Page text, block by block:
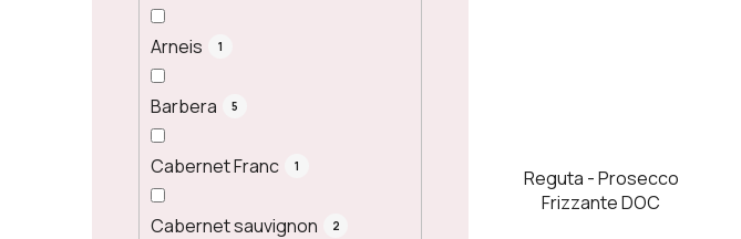
Arneis 1
Barbera 5
Cabernet Franc 1
Cabernet sauvignon 2
Reguta - Prosecco
Frizzante DOC